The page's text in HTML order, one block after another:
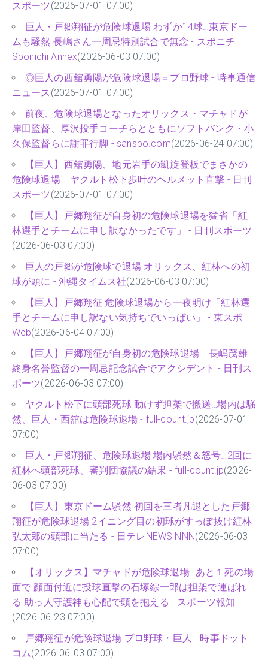
スポーツ(2026-07-01 07:00)
巨人・戸郷翔征が危険球退場 わずか14球…東京ドー
ムも騒然 長嶋さん一周忌特別試合で無念 - スポニチ
Sponichi Annex(2026-06-03 07:00)
◎巨人の西舘勇陽が危険球退場＝プロ野球 - 時事通信
ニュース (2026-07-01 07:00)
前夜、危険球退場となったオリックス・マチャドが
岸田監督、厚沢投手コーチらとともにソフトバンク・小
久保監督らに謝罪行脚 - sanspo.com(2026-06-24 07:00)
【巨人】西舘勇陽、地元岩手の凱旋登板でまさかの
危険球退場 ヤクルト松下歩叶のヘルメット直撃 - 日刊
スポーツ(2026-07-01 07:00)
【巨人】戸郷翔征が自身初の危険球退場を猛省「紅
林選手とチームに申し訳なかったです」 - 日刊スポーツ
(2026-06-03 07:00)
巨人の戸郷が危険球で退場 オリックス、紅林への初
球が頭に - 沖縄タイムス社(2026-06-03 07:00)
【巨人】戸郷翔征 危険球退場から一夜明け「紅林選
手とチームに申し訳ない気持ちでいっぱい」 - 東スポ
Web(2026-06-04 07:00)
【巨人】戸郷翔征が自身初の危険球退場 長嶋茂雄
終身名誉監督の一周忌記念試合でアクシデント - 日刊ス
ポーツ(2026-06-03 07:00)
ヤクルト松下に頭部死球 動けず担架で搬送…場内は騒
然、巨人・西舘は危険球退場 - full-count.jp(2026-07-01
07:00)
巨人・戸郷翔征、危険球退場 場内騒然＆怒号…2回に
紅林へ頭部死球、審判団協議の結果 - full-count.jp(2026-
06-03 07:00)
【巨人】東京ドーム騒然 初回を三者凡退とした戸郷
翔征が危険球退場 2イニング目の初球がすっぽ抜け紅林
弘太郎の頭部に当たる - 日テレNEWS NNN(2026-06-03
07:00)
【オリックス】マチャドが危険球退場…あと１死の場
面で 顔面付近に投球直撃の石塚綜一郎は担架で運ばれ
る 助っ人守護神も心配で頭を抱える - スポーツ報知
(2026-06-23 07:00)
戸郷翔征が危険球退場 プロ野球・巨人 - 時事ドット
コム(2026-06-03 07:00)